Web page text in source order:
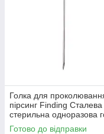
Голка для
пірсинг Finding Сталева
стерильна одноразова
20G Сталистий 0.8 мм
Готово до відправки